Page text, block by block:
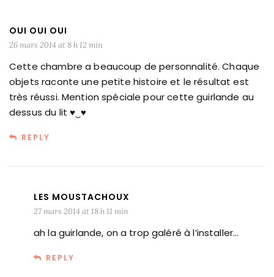
OUI OUI OUI
26 mars 2014 at 8 h 12 min
Cette chambre a beaucoup de personnalité. Chaque
objets raconte une petite histoire et le résultat est
très réussi. Mention spéciale pour cette guirlande au
dessus du lit ♥‿♥
REPLY
LES MOUSTACHOUX
27 mars 2014 at 18 h 11 min
ah la guirlande, on a trop galéré à l’installer…
REPLY